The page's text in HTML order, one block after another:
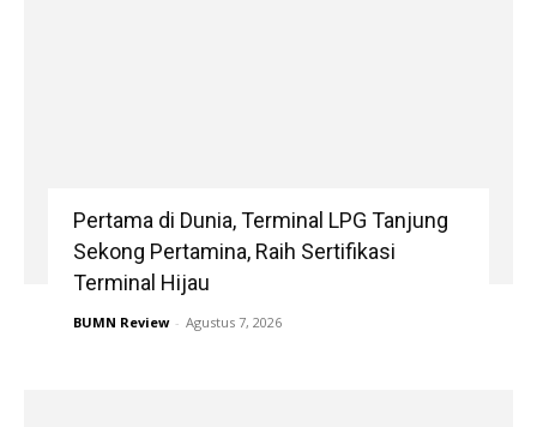
Pertama di Dunia, Terminal LPG Tanjung
Sekong Pertamina, Raih Sertifikasi
Terminal Hijau
BUMN Review - Agustus 7, 2026